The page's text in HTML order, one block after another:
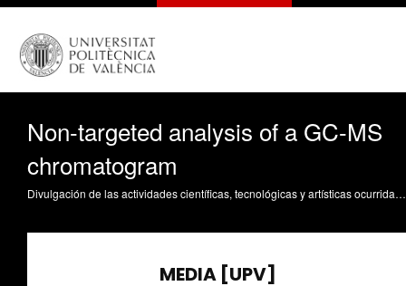
Non-targeted analysis of a GC-MS
chromatogram
Divulgación de las actividades científicas, tecnológicas y artísticas ocurridas en los tres campus de la UPV